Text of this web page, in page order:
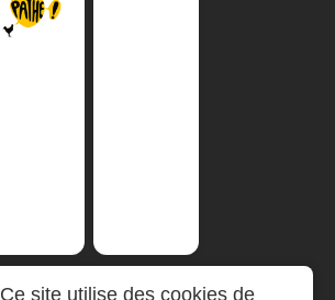
Ce site utilise des cookies de